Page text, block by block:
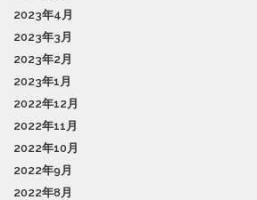
2023年4月
2023年3月
2023年2月
2023年1月
2022年12月
2022年11月
2022年10月
2022年9月
2022年8月